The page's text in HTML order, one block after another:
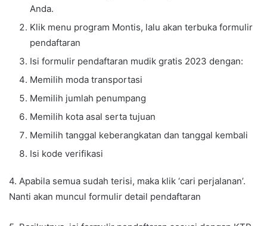
Anda.
Klik menu program Montis, lalu akan terbuka formulir
pendaftaran
Isi formulir pendaftaran mudik gratis 2023 dengan:
Memilih moda transportasi
Memilih jumlah penumpang
Memilih kota asal serta tujuan
Memilih tanggal keberangkatan dan tanggal kembali
Isi kode verifikasi
4. Apabila semua sudah terisi, maka klik ‘cari perjalanan’.
Nanti akan muncul formulir detail pendaftaran